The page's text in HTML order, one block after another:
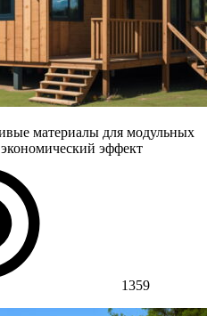
материалы для модульных
эффект
1359